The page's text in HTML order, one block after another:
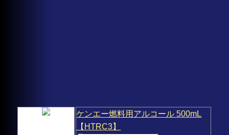
ケンエー燃料用アルコール 500mL
【HTRC3】